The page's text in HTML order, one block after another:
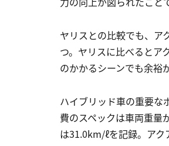
ヤリスとの比較でも、ア
つ。ヤリスに比べるとア
のかかるシーンでも余裕
ハイブリッド車の重要な
費のスペックは車両重量
は31.0km/ℓを記録。アク